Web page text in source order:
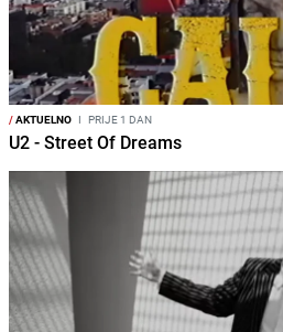
/AKTUELNO I PRIJE 1 DAN
U2 - Street Of Dreams